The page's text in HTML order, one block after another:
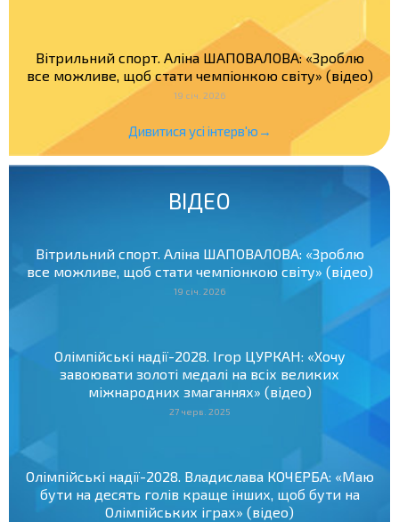
Вітрильний спорт. Аліна ШАПОВАЛОВА: «Зроблю
все можливе, щоб стати чемпіонкою світу» (відео)
19 січ. 2026
Дивитися усі інтерв'ю→
ВІДЕО
Вітрильний спорт. Аліна ШАПОВАЛОВА: «Зроблю
все можливе, щоб стати чемпіонкою світу» (відео)
19 січ. 2026
Олімпійські надії-2028. Ігор ЦУРКАН: «Хочу
завоювати золоті медалі на всіх великих
міжнародних змаганнях» (відео)
27 черв. 2025
Олімпійські надії-2028. Владислава КОЧЕРБА: «Маю
бути на десять голів краще інших, щоб бути на
Олімпійських іграх» (відео)